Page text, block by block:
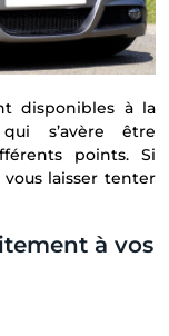
disponibles à la
s’avère être
points. Si
laisser tenter
à vos
pour vos trajets